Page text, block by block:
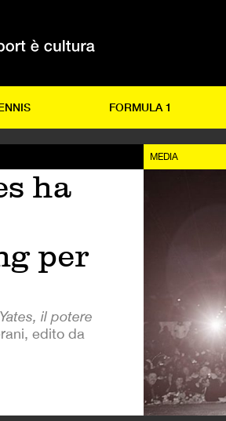
FORMULA 1
ha
per
il potere
edito da
MEDIA